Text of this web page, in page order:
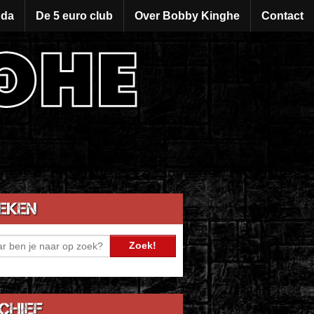
De 5 euro club Over Bobby Kinghe Contact